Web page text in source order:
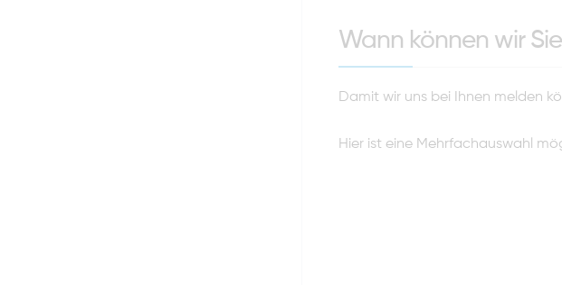
Wann können wir
Damit wir uns bei Ihnen melden
Hier ist eine Mehrfachauswahl